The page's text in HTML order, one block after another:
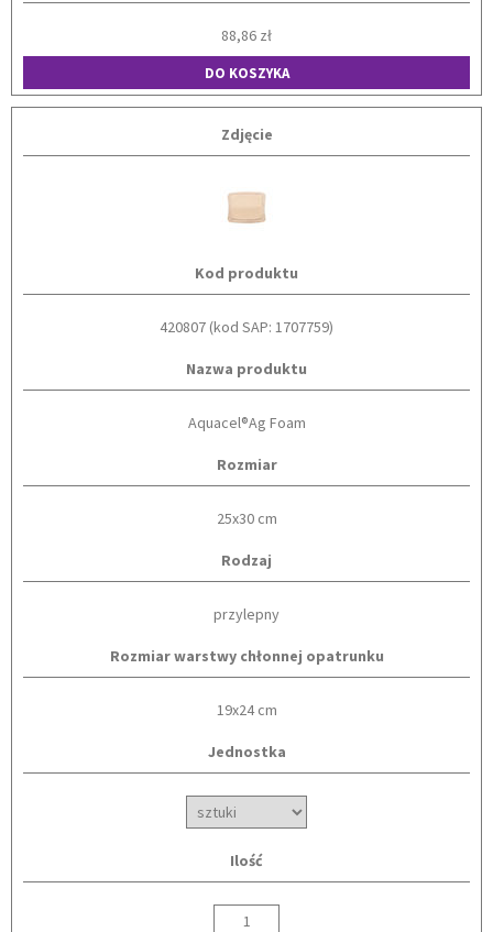
88,86 zł
DO KOSZYKA
Zdjęcie
Kod produktu
420807 (kod SAP: 1707759)
Nazwa produktu
Aquacel®Ag Foam
Rozmiar
25x30 cm
Rodzaj
przylepny
Rozmiar warstwy chłonnej opatrunku
19x24 cm
Jednostka
Ilość